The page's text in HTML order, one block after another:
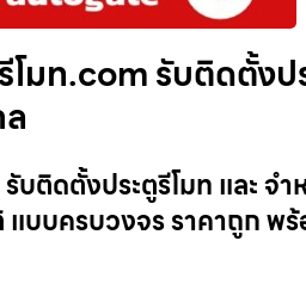
มท.com รับติดตั้งป
ติดตั้งประตูรีโมท และ จำ
บบครบวงจร ราคาถูก พ